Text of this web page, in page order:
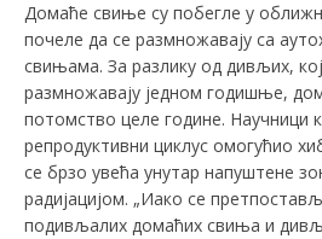
Домаће свиње су побегле у
почеле да се размножавају са
свињама. За разлику од дивљих,
размножавају једном годишње,
потомство целе године. Научници
репродуктивни циклус омогућио
се брзо увећа унутар напуштене
радијацијом. „Иако се
подивљалих домаћих свиња и